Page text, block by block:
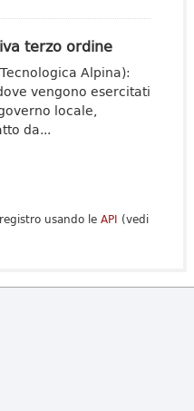
terzo ordine
Alpina):
vengono esercitati
locale,
da...
usando le API (vedi